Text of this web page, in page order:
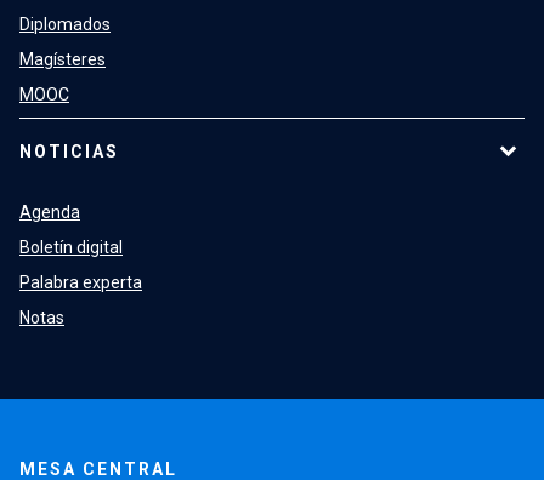
Diplomados
Magísteres
MOOC
NOTICIAS
Agenda
Boletín digital
Palabra experta
Notas
MESA CENTRAL